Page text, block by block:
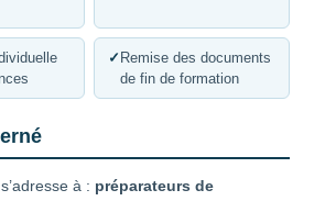
✓ Remise des documents
de fin de formation
à : préparateurs de